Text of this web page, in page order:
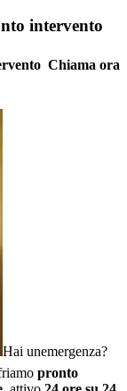
intervento
 Chiama ora
Hai unemergenza?
pronto